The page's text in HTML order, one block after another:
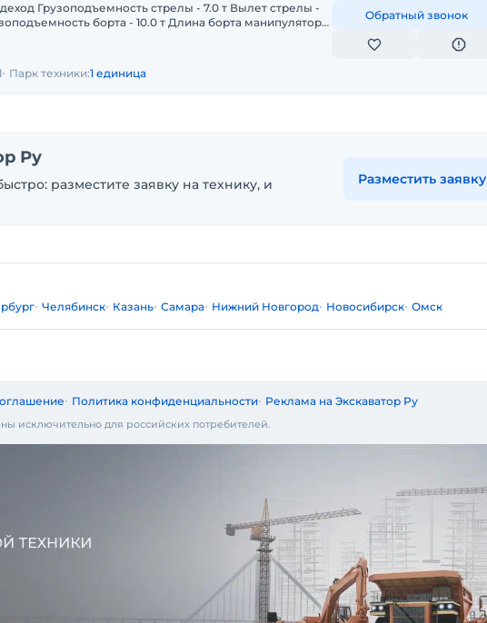
Грузоподъемность стрелы - 7.0 т Вылет стрелы -
борта - 10.0 т Длина борта манипулятора
Обратный звонок
Парк техники:1 единица
Ру
разместите заявку на технику, и
Разместить заявку
Челябинск Казань Самара Нижний Новгород Новосибирск Омск
Политика конфиденциальности Реклама на Экскаватор Ру
исключительно для российских потребителей.